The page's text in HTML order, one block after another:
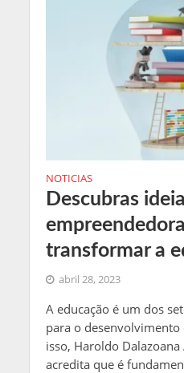
NOTICIAS
Descubras
transformar a
abril 28, 2023
A educação é um dos
para o desenvolvimento
isso, Haroldo
acredita que é